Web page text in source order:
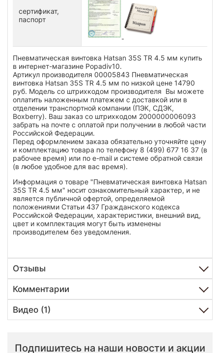
сертификат,
паспорт
Пневматическая винтовка Hatsan 35S TR 4.5 мм купить
в интернет-магазине Popadiv10.
Артикул производителя 00005843 Пневматическая
винтовка Hatsan 35S TR 4.5 мм по низкой цене 14790
руб. Модель со штрихкодом производителя Вы можете
оплатить наложенным платежем с доставкой или в
отделении транспортной компании (ПЭК, СДЭК,
Boxberry). Ваш заказ со штрихкодом 2000000006093
забрать на почте с оплатой при получении в любой части
Российской Федерации.
Перед оформлением заказа обязательно уточняйте цену
и комплектацию товара по телефону 8 (499) 677 16 37 (в
рабочее время) или по e-mail и системе обратной связи
(в любое удобное для вас время).
Информация о товаре "Пневматическая винтовка Hatsan
35S TR 4.5 мм" носит ознакомительный характер, и не
является публичной офертой, определяемой
положениями Статьи 437 Гражданского кодекса
Российской Федерации, характеристики, внешний вид,
цвет и комплектация могут быть изменены
производителем без уведомления.
Отзывы
Комментарии
Видео (1)
Подпишитесь на наши новости и акции